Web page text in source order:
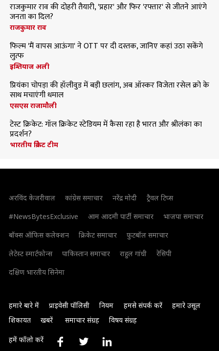
राजकुमार राव की दोहरी तैयारी, 'प्रहार' और फिर 'रफ्तार' से जीतने आएंगे
जनता का दिल?
राजकुमार राव
फिल्म 'मैं वापस आऊंगा' ने OTT पर दी दस्तक, जानिए कहां उठा सकेंगे
लुत्फ
इम्तियाज अली
प्रियंका चोपड़ा की हॉलीवुड में बड़ी छलांग, अब ऑस्कर विजेता रसेल क्रो के
साथ मचाएंगी धमाल
एसएस राजामौली
टेस्ट क्रिकेट: गॉल क्रिकेट स्टेडियम में कैसा रहा है भारत और श्रीलंका का
प्रदर्शन?
भारतीय क्रिकेट टीम
अरविंद केजरीवाल कांग्रेस समाचार नरेंद्र मोदी
ट्रैवल टिप्स
#NewsBytesExclusive
आम आदमी पार्टी समाचार
भाजपा समाचार
बॉक्स ऑफिस कलेक्शन
क्रिकेट समाचार
फुटबॉल समाचार
लेटेस्ट स्मार्टफोन्स
पाकिस्तान समाचार राहुल गांधी
रेसिपी
दक्षिण भारतीय सिनेमा
हमारे बारे में प्राइवेसी पॉलिसी नियम हमसे संपर्क करें
हमारे उसूल
शिकायत
खबरें समाचार संग्रह विषय संग्रह
हमें फॉलो करें